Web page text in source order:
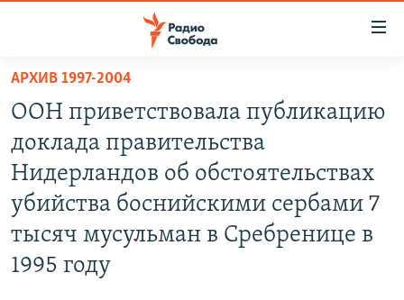
упрощенного
доступа
основному
содержанию
Вернутся
главной
ПОДКАСТЫ
АВТОРСКИЕ ПРОЕКТЫ
ЦИТАТЫ СВОБОДЫ
МНЕНИЯ
КУЛЬТУРА
АРХИВ 1997-2004
ООН приветствовала публикацию
доклада правительства
Нидерландов об обстоятельствах
убийства боснийскими сербами 7
тысяч мусульман в Сребренице в
1995 году